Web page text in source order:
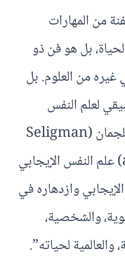
من المهارات
بل هو فن ذو
من العلوم. بل
لعلم النفس
الإيجابي. يعرف بروفيسور مارتن سيلجمان (Seligman
and Csikszentmihalyi, 2000) علم النفس الإيجابي
الإيجابي وازدهاره في
والشخصية،
والعالمية لحياته”.